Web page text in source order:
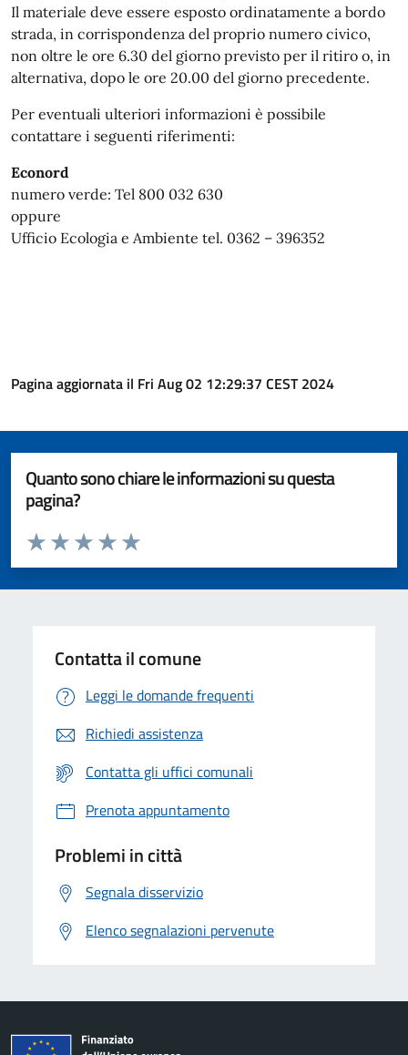
Il materiale deve essere esposto ordinatamente a bordo
strada, in corrispondenza del proprio numero civico,
non oltre le ore 6.30 del giorno previsto per il ritiro o, in
alternativa, dopo le ore 20.00 del giorno precedente.
Per eventuali ulteriori informazioni è possibile
contattare i seguenti riferimenti:
Econord
numero verde: Tel 800 032 630
oppure
Ufficio Ecologia e Ambiente tel. 0362 – 396352
Pagina aggiornata il Fri Aug 02 12:29:37 CEST 2024
Quanto sono chiare le informazioni su questa
pagina?
Valuta da 1 a 5 stelle la pagina
Valuta 5 stelle su 5
Valuta 4 stelle su 5
Valuta 3 stelle su 5
Valuta 2 stelle su 5
Valuta 1 stelle su 5
Contatta il comune
Leggi le domande frequenti
Richiedi assistenza
Contatta gli uffici comunali
Prenota appuntamento
Problemi in città
Segnala disservizio
Elenco segnalazioni pervenute